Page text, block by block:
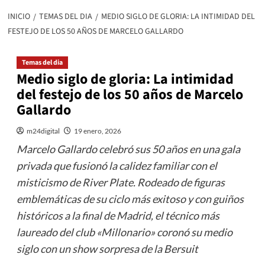
INICIO TEMAS DEL DIA
MEDIO SIGLO DE GLORIA: LA INTIMIDAD DEL
FESTEJO DE LOS 50 AÑOS DE MARCELO GALLARDO
Temas del dia
Medio siglo de gloria: La intimidad
del festejo de los 50 años de Marcelo
Gallardo
m24digital 19 enero, 2026
Marcelo Gallardo celebró sus 50 años en una gala
privada que fusionó la calidez familiar con el
misticismo de River Plate. Rodeado de figuras
emblemáticas de su ciclo más exitoso y con guiños
históricos a la final de Madrid, el técnico más
laureado del club «Millonario» coronó su medio
siglo con un show sorpresa de la Bersuit